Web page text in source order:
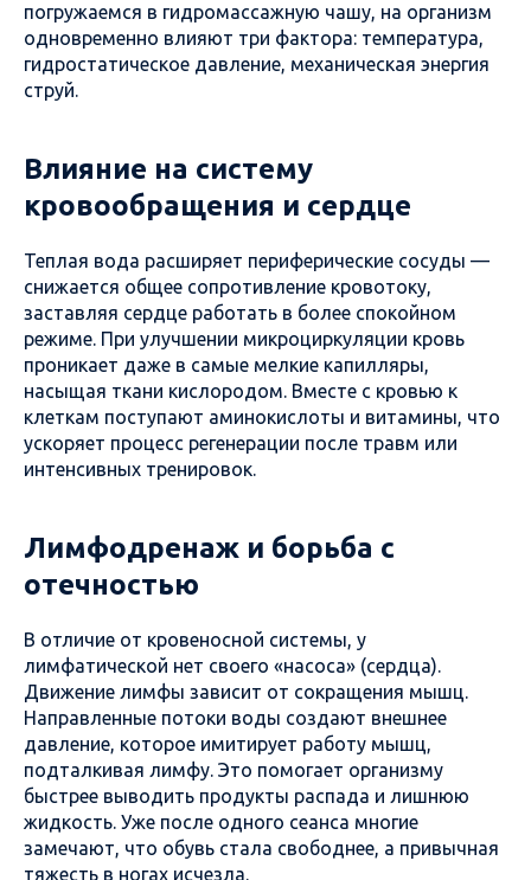
погружаемся в гидромассажную чашу, на организм
одновременно влияют три фактора: температура,
гидростатическое давление, механическая энергия
струй.
Влияние на систему
кровообращения и сердце
Теплая вода расширяет периферические сосуды —
снижается общее сопротивление кровотоку,
заставляя сердце работать в более спокойном
режиме. При улучшении микроциркуляции кровь
проникает даже в самые мелкие капилляры,
насыщая ткани кислородом. Вместе с кровью к
клеткам поступают аминокислоты и витамины, что
ускоряет процесс регенерации после травм или
интенсивных тренировок.
Лимфодренаж и борьба с
отечностью
В отличие от кровеносной системы, у
лимфатической нет своего «насоса» (сердца).
Движение лимфы зависит от сокращения мышц.
Направленные потоки воды создают внешнее
давление, которое имитирует работу мышц,
подталкивая лимфу. Это помогает организму
быстрее выводить продукты распада и лишнюю
жидкость. Уже после одного сеанса многие
замечают, что обувь стала свободнее, а привычная
тяжесть в ногах исчезла.